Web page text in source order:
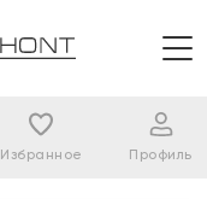
Избранное Профиль